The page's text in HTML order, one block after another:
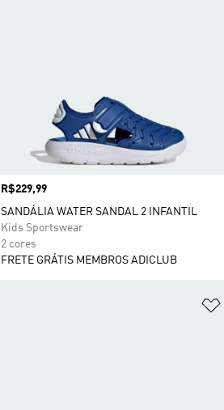
Preço
R$229,99
SANDÁLIA WATER SANDAL 2 INFANTIL
Kids Sportswear
2 cores
FRETE GRÁTIS MEMBROS ADICLUB